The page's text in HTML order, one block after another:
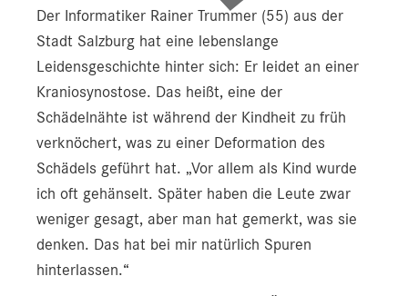
Der Informatiker Rainer Trummer (55) aus der
Stadt Salzburg hat eine lebenslange
Leidensgeschichte hinter sich: Er leidet an einer
Kraniosynostose. Das heißt, eine der
Schädelnähte ist während der Kindheit zu früh
verknöchert, was zu einer Deformation des
Schädels geführt hat. „Vor allem als Kind wurde
ich oft gehänselt. Später haben die Leute zwar
weniger gesagt, aber man hat gemerkt, was sie
denken. Das hat bei mir natürlich Spuren
hinterlassen.“